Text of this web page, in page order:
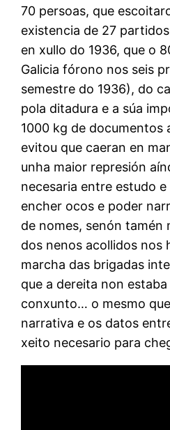
70 persoas, que
existencia de 27
en xullo do 1936, que o
Galicia fórono nos seis
semestre do 1936), do
pola ditadura e a súa
1000 kg de documentos
evitou que caeran en
unha maior represión
necesaria entre estudo
encher ocos e poder
de nomes, senón tamén
dos nenos acollidos nos
marcha das brigadas
que a dereita non
conxunto… o mesmo
narrativa e os datos
xeito necesario para